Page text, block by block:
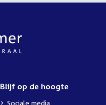
Blijf op de hoogte
Sociale media